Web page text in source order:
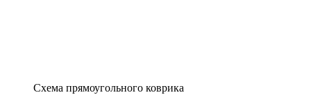
Схема прямоугольного коврика